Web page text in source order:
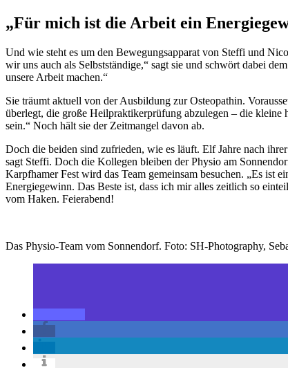
„Für mich ist die Arbeit ein
Und wie steht es um den Bewegungsapparat von Steffi und
wir uns auch als Selbstständige,“ sagt sie und schwört dabei
unsere Arbeit machen.“
Sie träumt aktuell von der Ausbildung zur Osteopathin.
überlegt, die große Heilpraktikerprüfung abzulegen – die kleine
sein.“ Noch hält sie der Zeitmangel davon ab.
Doch die beiden sind zufrieden, wie es läuft. Elf Jahre nach
sagt Steffi. Doch die Kollegen bleiben der Physio am
Karpfhamer Fest wird das Team gemeinsam besuchen. „Es ist
Energiegewinn. Das Beste ist, dass ich mir alles zeitlich so
vom Haken. Feierabend!
Das Physio-Team vom Sonnendorf. Foto: SH-Photography,